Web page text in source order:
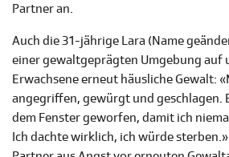
Partner an.
Auch die 31-jährige Lara (Name
einer gewaltgeprägten Umgebung auf
Erwachsene erneut häusliche Gewalt:
angegriffen, gewürgt und geschlagen.
dem Fenster geworfen, damit ich
Ich dachte wirklich, ich würde